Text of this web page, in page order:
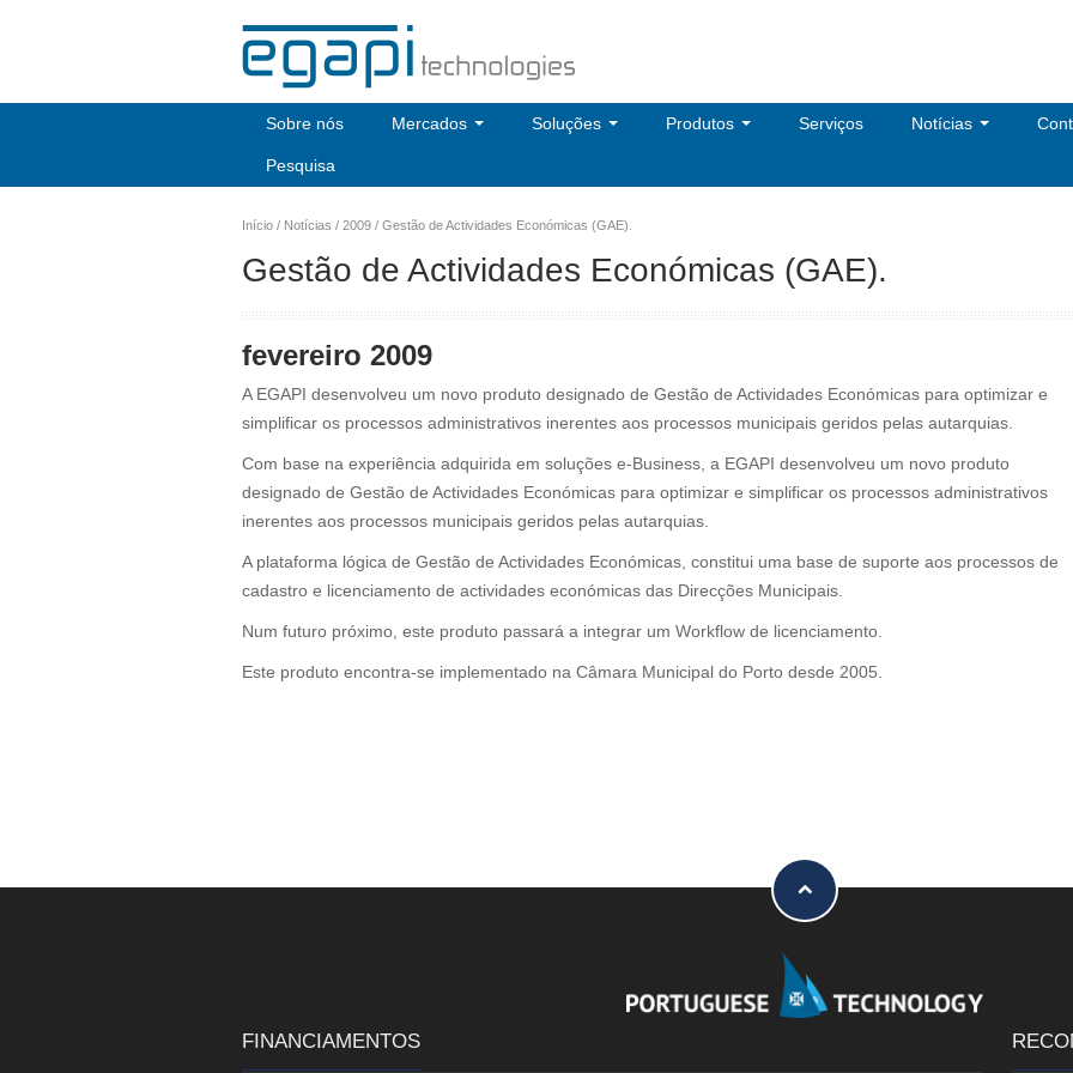
Sobre nós Mercados Soluções Produtos Serviços Notícias
Pesquisa
Início / Notícias / 2009 / Gestão de Actividades Económicas (GAE).
Gestão de Actividades Económicas (GAE).
fevereiro 2009
A EGAPI desenvolveu um novo produto designado de Gestão de Actividades Económicas para optimizar e
simplificar os processos administrativos inerentes aos processos municipais geridos pelas autarquias.
Com base na experiência adquirida em soluções e-Business, a EGAPI desenvolveu um novo produto
designado de Gestão de Actividades Económicas para optimizar e simplificar os processos administrativos
inerentes aos processos municipais geridos pelas autarquias.
A plataforma lógica de Gestão de Actividades Económicas, constitui uma base de suporte aos processos de
cadastro e licenciamento de actividades económicas das Direcções Municipais.
Num futuro próximo, este produto passará a integrar um Workflow de licenciamento.
Este produto encontra-se implementado na Câmara Municipal do Porto desde 2005.
FINANCIAMENTOS